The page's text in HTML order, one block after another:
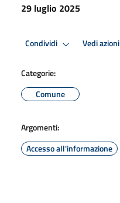
29 luglio 2025
Condividi Vedi azioni
Categorie:
Comune
Argomenti:
Accesso all'informazione